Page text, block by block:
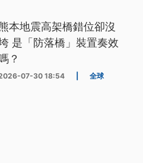
本地震高架橋錯位卻沒
是「防落橋」裝置奏效
？
07-30 18:54 全球